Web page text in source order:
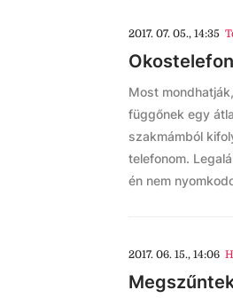
2017. 07. 05., 14:35
Most
függőnek egy
szakmámból
telefonom.
én nem
2017. 06. 15., 14:06